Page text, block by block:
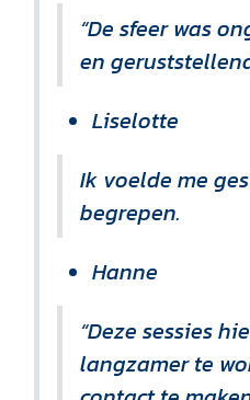
“De sfeer was
en
Liselotte
Ik voelde me
begrepen.
Hanne
“Deze sessies
langzamer te